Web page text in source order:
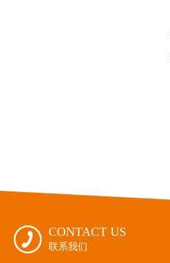
 CONTACT US
联系我们